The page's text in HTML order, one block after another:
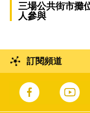
三場公共街市攤
人參與
訂閱頻道